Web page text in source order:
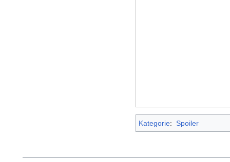
Kategorie: Spoiler